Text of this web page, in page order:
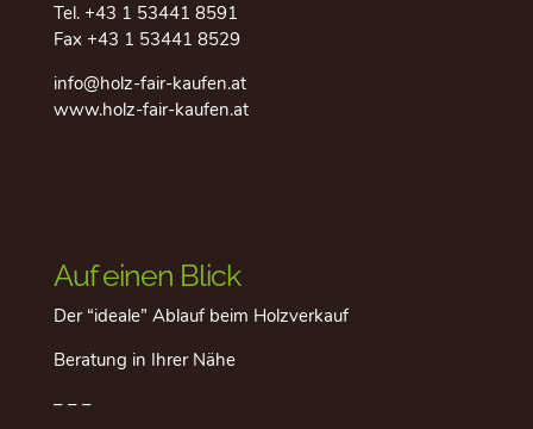
Tel. +43 1 53441 8591
Fax +43 1 53441 8529
info@holz-fair-kaufen.at
www.holz-fair-kaufen.at
Auf einen Blick
Der “ideale” Ablauf beim Holzverkauf
Beratung in Ihrer Nähe
– – –